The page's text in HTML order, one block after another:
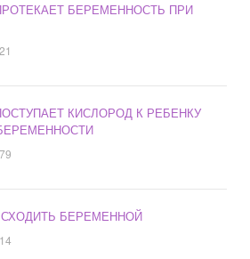
БЕРЕМЕННОСТЬ ПРИ
КИСЛОРОД К РЕБЕНКУ
СХОДИТЬ БЕРЕМЕННОЙ